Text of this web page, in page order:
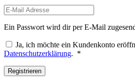
Ein Passwort wird dir per E-Mail
Ja, ich möchte ein Kundenkonto
Datenschutzerklärung. *
Registrieren